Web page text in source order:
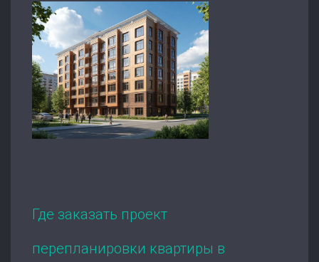
Где заказать проект
перепланировки квартиры в